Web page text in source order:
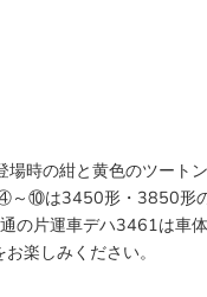
の紺と黄色のツート
～⑩は3450形・3850形
の片運車デハ3461は車
楽しみください。